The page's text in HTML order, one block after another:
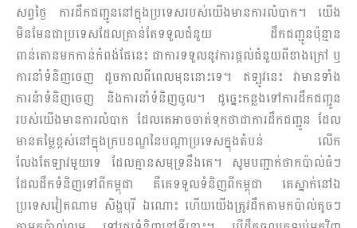
សព្វថ្ងៃ ការដឹកជញ្ជូននៅក្នុងប្រទេសរបស់យើងមានការលំបាក។ យើង
មិនមែនជាប្រទេសដែលគ្រាន់តែទទួលជំនួយ ដឹកជញ្ជូនប៉ុន្មាន
ពាន់តោនមកកាន់កំពង់ផែនេះ ជាការទទួលនូវការផ្ដល់ជំនួយពីខាងក្រៅ ឬ
ការនាំទំ​និញ​ចេញ ដូចកាលពីពេលមុននោះទេ។ ឥឡូវនេះ វាមានទាំង
ការនំាទំនិញចេញ និងការនាំទំនិញចូល។ ដូច្នេះកន្លងទៅការដឹកជញ្ជូន
របស់យើងមានការលំបាក ដែលគេអាចចាត់ទុកថាជាការដឹកជញ្ជូន ដែល
មានតម្លៃខ្ពស់នៅក្នុងក្របខណ្ឌនៃបណ្ដាប្រទេសក្នុងតំបន់ លើក
លែងតែឡាវមួយទេ ដែលគ្មានសមុទ្រនឹងគេ។ សូមបញ្ជាក់ថាកប៉ាល់ធំៗ
ដែលដឹកទំនិញទៅពីកម្ពុជា គឺគេទទួលទំនិញពីកម្ពុជា គេស្នាក់នៅឯ
ប្រទេសវៀតណាម សិង្ហបុរី ឯណោះ ហើយយើងត្រូវដឹកតាមកប៉ាល់តូចៗ